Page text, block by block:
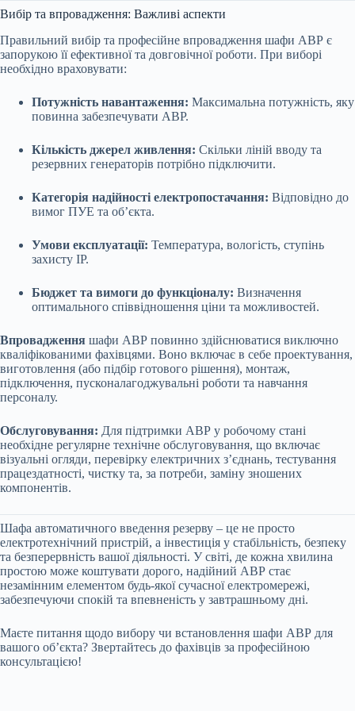
Вибір та впровадження: Важливі аспекти
Правильний вибір та професійне впровадження шафи АВР є
запорукою її ефективної та довговічної роботи. При виборі
необхідно враховувати:
Потужність навантаження: Максимальна потужність, яку
повинна забезпечувати АВР.
Кількість джерел живлення: Скільки ліній вводу та
резервних генераторів потрібно підключити.
Категорія надійності електропостачання: Відповідно до
вимог ПУЕ та об’єкта.
Умови експлуатації: Температура, вологість, ступінь
захисту IP.
Бюджет та вимоги до функціоналу: Визначення
оптимального співвідношення ціни та можливостей.
Впровадження шафи АВР повинно здійснюватися виключно
кваліфікованими фахівцями. Воно включає в себе проектування,
виготовлення (або підбір готового рішення), монтаж,
підключення, пусконалагоджувальні роботи та навчання
персоналу.
Обслуговування: Для підтримки АВР у робочому стані
необхідне регулярне технічне обслуговування, що включає
візуальні огляди, перевірку електричних з’єднань, тестування
працездатності, чистку та, за потреби, заміну зношених
компонентів.
Шафа автоматичного введення резерву – це не просто
електротехнічний пристрій, а інвестиція у стабільність, безпеку
та безперервність вашої діяльності. У світі, де кожна хвилина
простою може коштувати дорого, надійний АВР стає
незамінним елементом будь-якої сучасної електромережі,
забезпечуючи спокій та впевненість у завтрашньому дні.
Маєте питання щодо вибору чи встановлення шафи АВР для
вашого об’єкта? Звертайтесь до фахівців за професійною
консультацією!